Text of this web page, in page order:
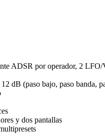
ADSR por operador, 2
dB (paso bajo, paso banda,
y dos pantallas